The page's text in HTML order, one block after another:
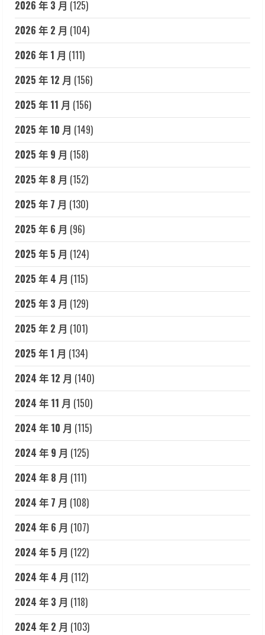
2026 年 3 月 (125)
2026 年 2 月 (104)
2026 年 1 月 (111)
2025 年 12 月 (156)
2025 年 11 月 (156)
2025 年 10 月 (149)
2025 年 9 月 (158)
2025 年 8 月 (152)
2025 年 7 月 (130)
2025 年 6 月 (96)
2025 年 5 月 (124)
2025 年 4 月 (115)
2025 年 3 月 (129)
2025 年 2 月 (101)
2025 年 1 月 (134)
2024 年 12 月 (140)
2024 年 11 月 (150)
2024 年 10 月 (115)
2024 年 9 月 (125)
2024 年 8 月 (111)
2024 年 7 月 (108)
2024 年 6 月 (107)
2024 年 5 月 (122)
2024 年 4 月 (112)
2024 年 3 月 (118)
2024 年 2 月 (103)